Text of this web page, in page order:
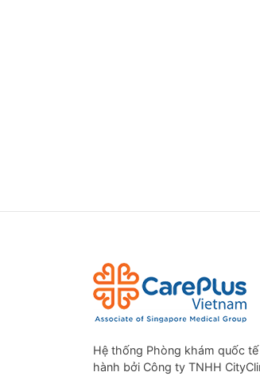
Hệ thống Phòng khám quốc
hành bởi Công ty TNHH